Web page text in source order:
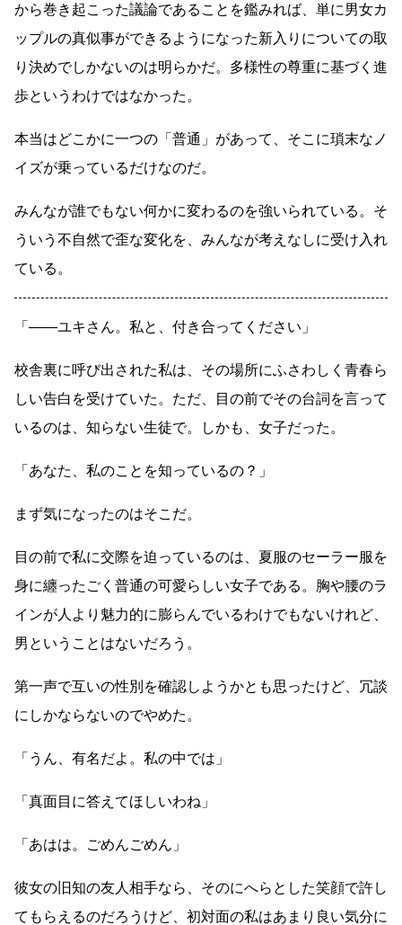
から巻き起こった議論であることを鑑みれば、単に男女カ
ップルの真似事ができるようになった新入りについての取
り決めでしかないのは明らかだ。多様性の尊重に基づく進
歩というわけではなかった。
本当はどこかに一つの「普通」があって、そこに瑣末なノ
イズが乗っているだけなのだ。
みんなが誰でもない何かに変わるのを強いられている。そ
ういう不自然で歪な変化を、みんなが考えなしに受け入れ
ている。
「 ――ユキさん。私と、付き合ってください」
校舎裏に呼び出された私は、その場所にふさわしく青春ら
しい告白を受けていた。ただ、目の前でその台詞を言って
いるのは、知らない生徒で。しかも、女子だった。
「あなた、私のことを知っているの？」
まず気になったのはそこだ。
目の前で私に交際を迫っているのは、夏服のセーラー服を
身に纏ったごく普通の可愛らしい女子である。胸や腰のラ
インが人より魅力的に膨らんでいるわけでもないけれど、
男ということはないだろう。
第一声で互いの性別を確認しようかとも思ったけど、冗談
にしかならないのでやめた。
「うん、有名だよ。私の中では」
「真面目に答えてほしいわね」
「あはは。ごめんごめん」
彼女の旧知の友人相手なら、そのにへらとした笑顔で許し
てもらえるのだろうけど、初対面の私はあまり良い気分に